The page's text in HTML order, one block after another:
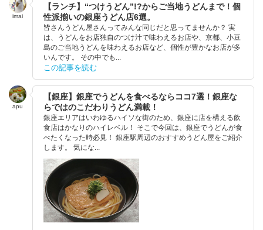
imai
【ランチ】“つけうどん”!?からご当地うどんまで！個
性派揃いの銀座うどん店6選。
皆さんうどん屋さんってみんな同じだと思ってませんか？ 実
は、うどんをお店独自のつけ汁で味わえるお店や、京都、小豆
島のご当地うどんを味わえるお店など、個性が豊かなお店が多
いんです。 その中でも...
この記事を読む
apu
【銀座】銀座でうどんを食べるならココ7選！銀座な
らではのこだわりうどん満載！
銀座エリアはいわゆるハイソな街のため、銀座に店を構える飲
食店はかなりのハイレベル！ そこで今回は、銀座でうどんが食
べたくなった時必見！ 銀座駅周辺のおすすめうどん屋をご紹介
します。 気にな...